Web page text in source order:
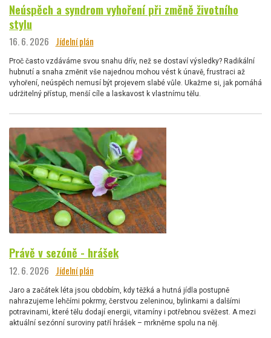
Neúspěch a syndrom vyhoření při změně životního
stylu
16. 6. 2026 Jídelní plán
Proč často vzdáváme svou snahu dřív, než se dostaví výsledky? Radikální
hubnutí a snaha změnit vše najednou mohou vést k únavě, frustraci až
vyhoření, neúspěch nemusí být projevem slabé vůle. Ukažme si, jak pomáhá
udržitelný přístup, menší cíle a laskavost k vlastnímu tělu.
Právě v sezóně - hrášek
12. 6. 2026 Jídelní plán
Jaro a začátek léta jsou obdobím, kdy těžká a hutná jídla postupně
nahrazujeme lehčími pokrmy, čerstvou zeleninou, bylinkami a dalšími
potravinami, které tělu dodají energii, vitamíny i potřebnou svěžest. A mezi
aktuální sezónní suroviny patří hrášek – mrkněme spolu na něj.